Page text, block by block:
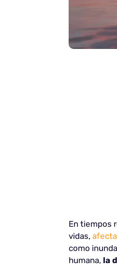
En tiempos
vidas,
como
humana, la